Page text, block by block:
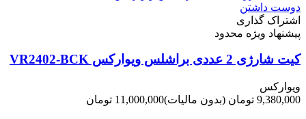
دوست داشتن
اشتراک گذاری
پیشنهاد ویژه محدود
کیت شارژی 2 عددی براشلس ویوارکس VR2402-BCK
ویوارکس
9,380,000 تومان
(بدون مالیات)11,000,000 تومان